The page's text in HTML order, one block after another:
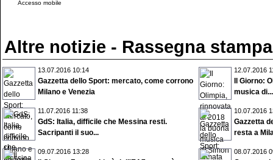
Accesso mobile
Altre notizie - Rassegna stampa
13.07.2016 10:14
Gazzetta dello Sport: mercato, come corrono
Milano e Venezia
12.07.2016
Il Giorno:
musica di...
11.07.2016 11:38
GdS: Italia, difficile che Messina resti.
Sacripanti il suo...
10.07.2016
Gazzetta
resta a
09.07.2016 13:28 08.07.2016